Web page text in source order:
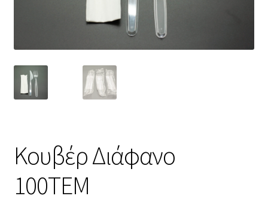
Κουβέρ Διάφανο
100ΤΕΜ